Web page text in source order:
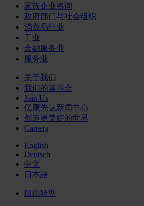
家族企业咨询
政府部门与社会组织
消费品行业
工业
金融服务业
服务业
关于我们
我们的董事会
Join Us
亿康先达新闻中心
创造更美好的世界
Careers
English
Deutsch
中文
日本語
组织转型